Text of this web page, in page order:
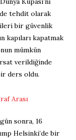
tehdit olarak
bir güvenlik
kapıları kapatmak
mümkün
verildiğinde
ders oldu.
sonra, 16
Helsinki’de bir